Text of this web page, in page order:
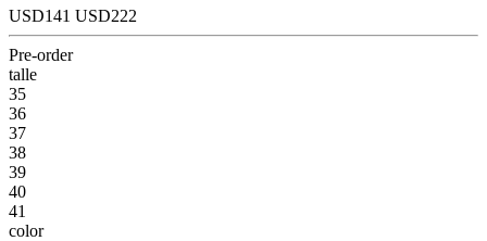
USD141 USD222
Pre-order
talle
35
36
37
38
39
40
41
color